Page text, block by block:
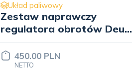
Układ paliwowy
Zestaw naprawczy
regulatora obrotów Deutz
02111580
450.00 PLN
NETTO